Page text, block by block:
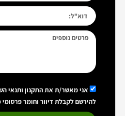
אני מאשר/ת את התקנון ותנאי
להירשם לקבלת דיוור וחומר